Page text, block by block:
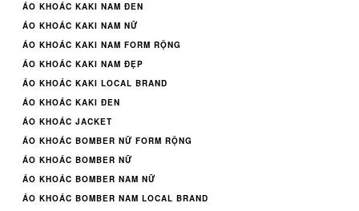
ÁO KHOÁC KAKI NAM ĐEN
ÁO KHOÁC KAKI NAM NỮ
ÁO KHOÁC KAKI NAM FORM RỘNG
ÁO KHOÁC KAKI NAM ĐẸP
ÁO KHOÁC KAKI LOCAL BRAND
ÁO KHOÁC KAKI ĐEN
ÁO KHOÁC JACKET
ÁO KHOÁC BOMBER NỮ FORM RỘNG
ÁO KHOÁC BOMBER NỮ
ÁO KHOÁC BOMBER NAM NỮ
ÁO KHOÁC BOMBER NAM LOCAL BRAND